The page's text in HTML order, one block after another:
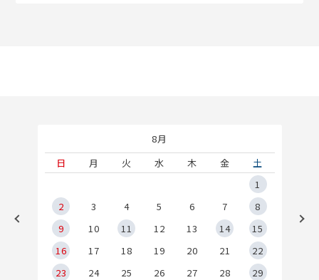
8月
日
月 火 水 木 金
土
1
2
3 4 5 6 7
8
9
10 11 12 13 14
15
16
17 18 19 20 21
22
23
24 25 26 27 28
29